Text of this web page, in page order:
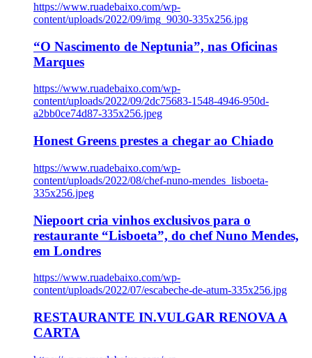
https://www.ruadebaixo.com/wp-
content/uploads/2022/09/img_9030-335x256.jpg
“O Nascimento de Neptunia”, nas Oficinas
Marques
https://www.ruadebaixo.com/wp-
content/uploads/2022/09/2dc75683-1548-4946-950d-
a2bb0ce74d87-335x256.jpeg
Honest Greens prestes a chegar ao Chiado
https://www.ruadebaixo.com/wp-
content/uploads/2022/08/chef-nuno-mendes_lisboeta-
335x256.jpeg
Niepoort cria vinhos exclusivos para o
restaurante “Lisboeta”, do chef Nuno Mendes,
em Londres
https://www.ruadebaixo.com/wp-
content/uploads/2022/07/escabeche-de-atum-335x256.jpg
RESTAURANTE IN.VULGAR RENOVA A
CARTA